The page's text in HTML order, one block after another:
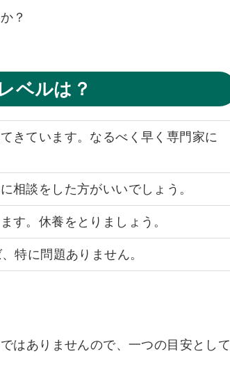
？
ベルは？
きています。なるべく早く専門家に
相談をした方がいいでしょう。
す。休養をとりましょう。
特に問題ありません。
はありませんので、一つの目安として